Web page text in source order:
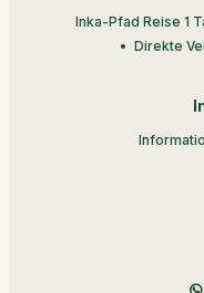
Inka-Pfad Reise 1
Direkte